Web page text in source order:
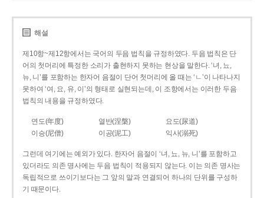
해설
제10항~제12항에서는 국어의 두음 법칙을 규정하였다. 두음 법칙은 단
어의 첫머리에 특정한 소리가 출현하지 못하는 현상을 말한다. ‘녀, 뇨,
뉴, 니’를 포함하는 한자어 음절이 단어 첫머리에 올 때는 ‘ㄴ’이 나타나지
못하여 ‘여, 요, 유, 이’의 형태로 실현되는데, 이 조항에서는 이러한 두음
법칙의 내용을 규정하였다.
연도(年度) 열반(涅槃)
요도(尿道)
이승(尼僧)
이공(泥工) 익사(溺死)
그런데 여기에는 예외가 있다. 한자어 음절이 ‘녀, 뇨, 뉴, 니’를 포함하고
있더라도 의존 명사에는 두음 법칙이 적용되지 않는다. 이는 의존 명사는
독립적으로 쓰이기보다는 그 앞의 말과 연결되어 하나의 단위를 구성하
기 때문이다.